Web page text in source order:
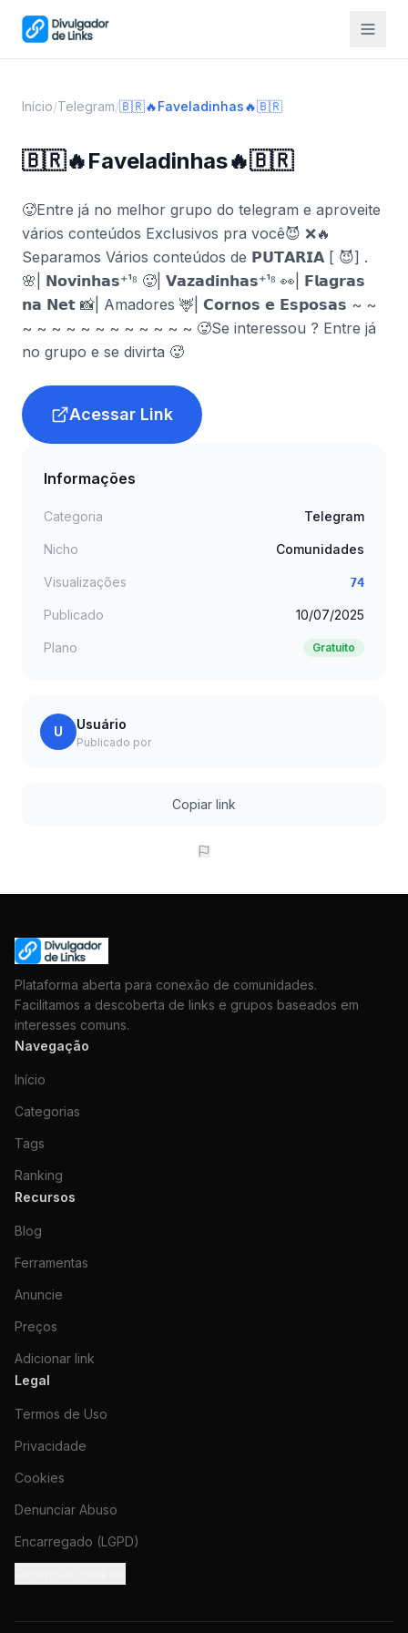
Início/Telegram/🇧🇷🔥Faveladinhas🔥🇧🇷
🇧🇷🔥Faveladinhas🔥🇧🇷
🥵Entre já no melhor grupo do telegram e aproveite
vários conteúdos Exclusivos pra você😈 ❌🔥
Separamos Vários conteúdos de 𝗣𝗨𝗧𝗔𝗥𝗜𝗔 [ 😈] .
🌸| 𝗡𝗼𝘃𝗶𝗻𝗵𝗮𝘀⁺¹⁸ 🥵| 𝗩𝗮𝘇𝗮𝗱𝗶𝗻𝗵𝗮𝘀⁺¹⁸ 👀| 𝗙𝗹𝗮𝗴𝗿𝗮𝘀
𝗻𝗮 𝗡𝗲𝘁 📸| Amadores 🦌| 𝗖𝗼𝗿𝗻𝗼𝘀 𝗲 𝗘𝘀𝗽𝗼𝘀𝗮𝘀 ~ ~
~ ~ ~ ~ ~ ~ ~ ~ ~ ~ ~ ~ 🥵Se interessou ? Entre já
no grupo e se divirta 🥵
Acessar Link
Informações
Categoria Telegram
Nicho Comunidades
Visualizações 74
Publicado 10/07/2025
Plano Gratuito
U Usuário
Publicado por
Copiar link
Plataforma aberta para conexão de comunidades.
Facilitamos a descoberta de links e grupos baseados em
interesses comuns.
Navegação
Início
Categorias
Tags
Ranking
Recursos
Blog
Ferramentas
Anuncie
Preços
Adicionar link
Legal
Termos de Uso
Privacidade
Cookies
Denunciar Abuso
Encarregado (LGPD)